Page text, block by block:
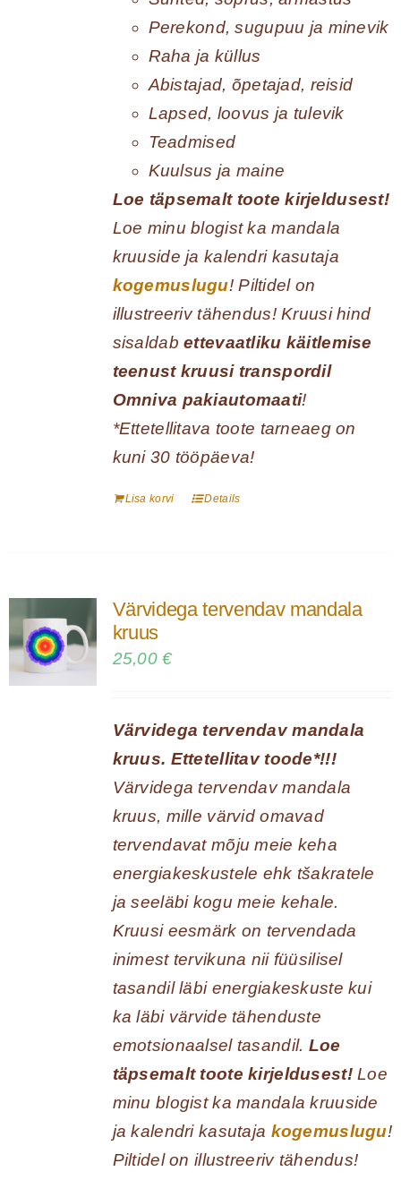
Perekond, sugupuu ja minevik
Raha ja küllus
Abistajad, õpetajad, reisid
Lapsed, loovus ja tulevik
Teadmised
Kuulsus ja maine
Loe täpsemalt toote kirjeldusest!
Loe minu blogist ka mandala
kruuside ja kalendri kasutaja
kogemuslugu! Piltidel on
illustreeriv tähendus! Kruusi hind
sisaldab ettevaatliku käitlemise
teenust kruusi transpordil
Omniva pakiautomaati!
*Ettetellitava toote tarneaeg on
kuni 30 tööpäeva!
Lisa korvi Details
Värvidega tervendav mandala
kruus
25,00€
Värvidega tervendav mandala
kruus. Ettetellitav toode*!!!
Värvidega tervendav mandala
kruus, mille värvid omavad
tervendavat mõju meie keha
energiakeskustele ehk tšakratele
ja seeläbi kogu meie kehale.
Kruusi eesmärk on tervendada
inimest tervikuna nii füüsilisel
tasandil läbi energiakeskuste kui
ka läbi värvide tähenduste
emotsionaalsel tasandil. Loe
täpsemalt toote kirjeldusest!Loe
minu blogist ka mandala kruuside
ja kalendri kasutaja kogemuslugu!
Piltidel on illustreeriv tähendus!